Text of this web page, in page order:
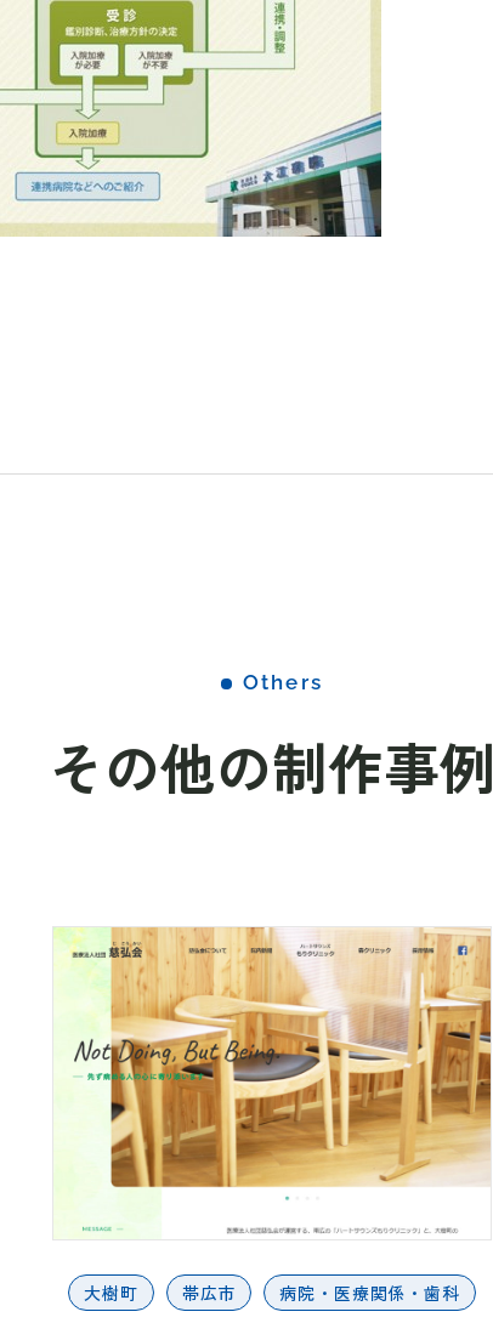
Others
その他の制作事例
大樹町 帯広市 病院・医療関係・歯科